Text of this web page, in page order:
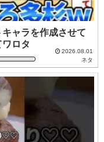
キャラを作成させて
ロタ
2026.08.01
ネタ